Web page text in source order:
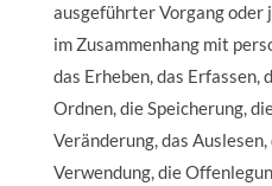
ausgeführter Vorgang oder
im Zusammenhang mit
das Erheben, das Erfassen,
Ordnen, die Speicherung,
Veränderung, das
Verwendung, die